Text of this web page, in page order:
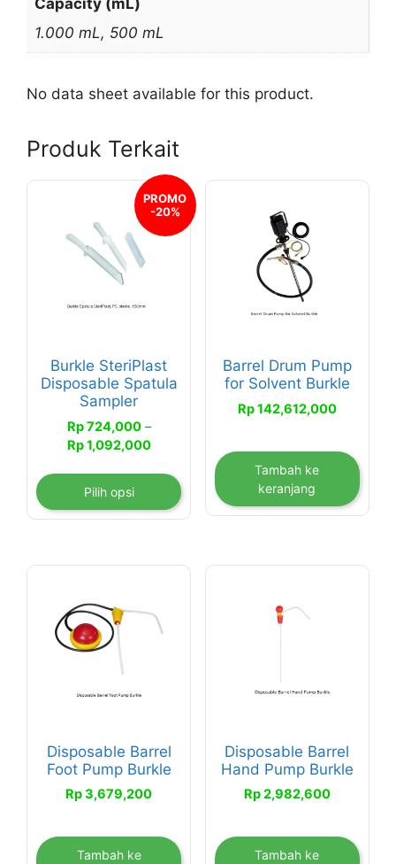
1.000 mL, 500 mL
No data sheet available for this product.
Produk Terkait
PROMO
-20%
Burkle SteriPlast
Disposable Spatula
Sampler
Rp724,000 –
Rp1,092,000Rentang
Rp 724,000
hingga
Rp 1,092,000
Pilih opsi
memiliki
beberapa
Pilihan
diambil
halaman
produk
Barrel Drum Pump
for Solvent Burkle
Rp142,612,000
Tambah ke
keranjang
Disposable Barrel
Foot Pump Burkle
Rp3,679,200
Tambah ke
Disposable Barrel
Hand Pump Burkle
Rp2,982,600
Tambah ke